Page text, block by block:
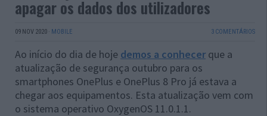
apagar os dados dos utilizadores
09 NOV 2020 · MOBILE 3 COMENTÁRIOS
Ao início do dia de hoje demos a conhecer que a
atualização de segurança outubro para os
smartphones OnePlus e OnePlus 8 Pro já estava a
chegar aos equipamentos. Esta atualização vem com
o sistema operativo OxygenOS 11.0.1.1.